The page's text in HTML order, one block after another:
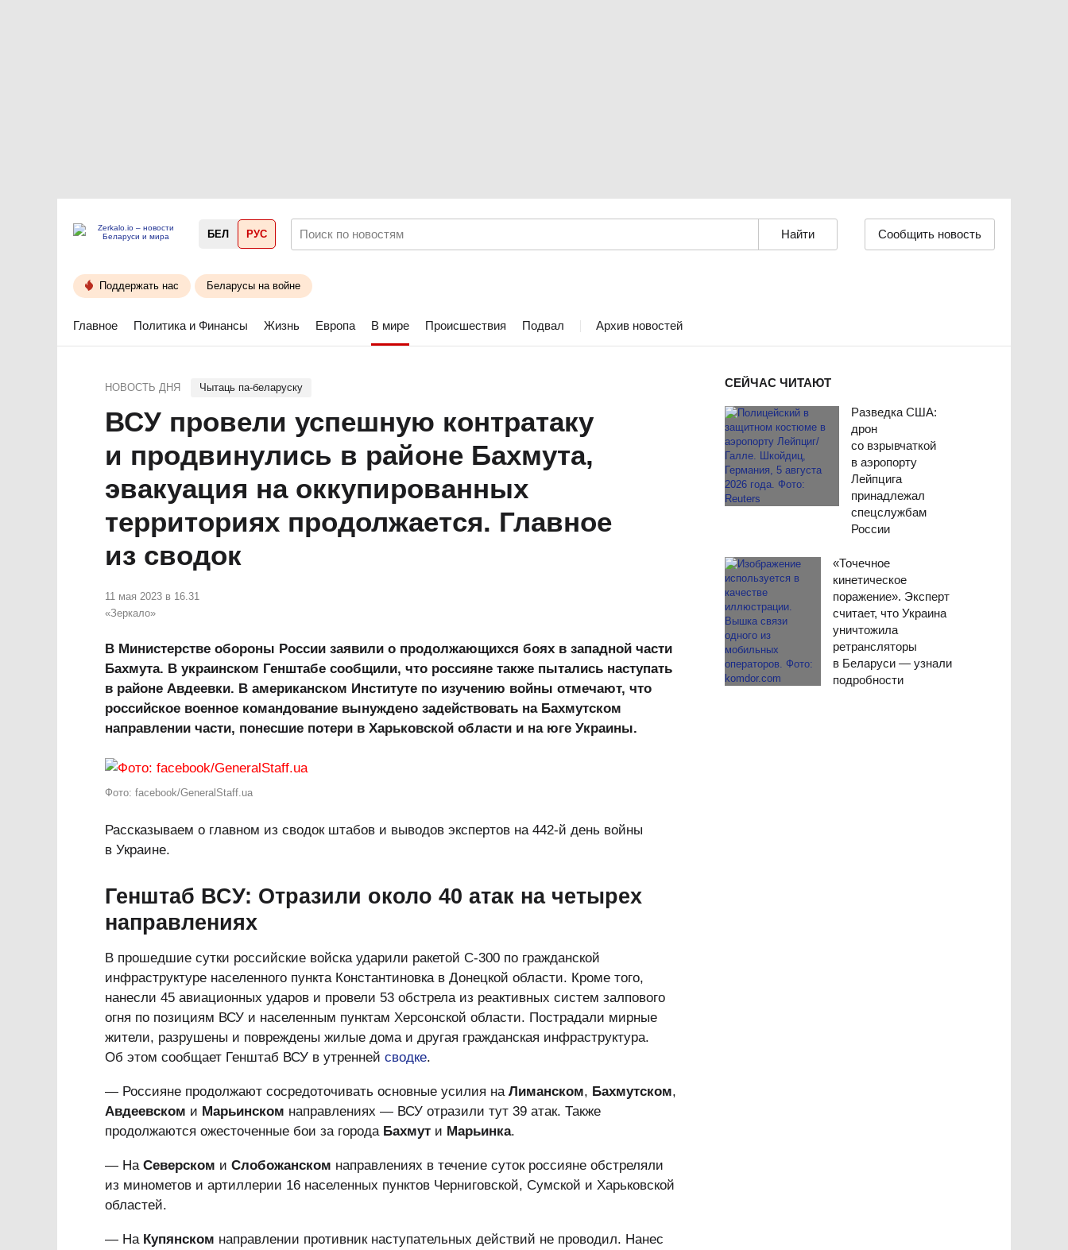
БЕЛ РУС Сообщить новость
Поддержать нас Беларусы на войне
Главное Политика и Финансы Жизнь Европа В мире Происшествия Подвал Архив новостей
СЕЙЧАС ЧИТАЮТ
Разведка США:
дрон
со взрывчаткой
в аэропорту
Лейпцига
принадлежал
спецслужбам
России
«Точечное
кинетическое
поражение». Эксперт
считает, что Украина
уничтожила
ретрансляторы
в Беларуси — узнали
подробности
НОВОСТЬ ДНЯ Чытаць па-беларуску
ВСУ провели успешную контратаку
и продвинулись в районе Бахмута,
эвакуация на оккупированных
территориях продолжается. Главное
из сводок
11 мая 2023 в 16.31
«Зеркало»
В Министерстве обороны России заявили о продолжающихся боях в западной части
Бахмута. В украинском Генштабе сообщили, что россияне также пытались наступать
в районе Авдеевки. В американском Институте по изучению войны отмечают, что
российское военное командование вынуждено задействовать на Бахмутском
направлении части, понесшие потери в Харьковской области и на юге Украины.
Фото: facebook/GeneralStaff.ua
Рассказываем о главном из сводок штабов и выводов экспертов на 442-й день войны
в Украине.
Генштаб ВСУ: Отразили около 40 атак на четырех
направлениях
В прошедшие сутки российские войска ударили ракетой С-300 по гражданской
инфраструктуре населенного пункта Константиновка в Донецкой области. Кроме того,
нанесли 45 авиационных ударов и провели 53 обстрела из реактивных систем залпового
огня по позициям ВСУ и населенным пунктам Херсонской области. Пострадали мирные
жители, разрушены и повреждены жилые дома и другая гражданская инфраструктура.
Об этом сообщает Генштаб ВСУ в утренней сводке.
— Россияне продолжают сосредоточивать основные усилия на Лиманском, Бахмутском,
Авдеевском и Марьинском направлениях — ВСУ отразили тут 39 атак. Также
продолжаются ожесточенные бои за города Бахмут и Марьинка.
— На Северском и Слобожанском направлениях в течение суток россияне обстреляли
из минометов и артиллерии 16 населенных пунктов Черниговской, Сумской и Харьковской
областей.
— На Купянском направлении противник наступательных действий не проводил. Нанес